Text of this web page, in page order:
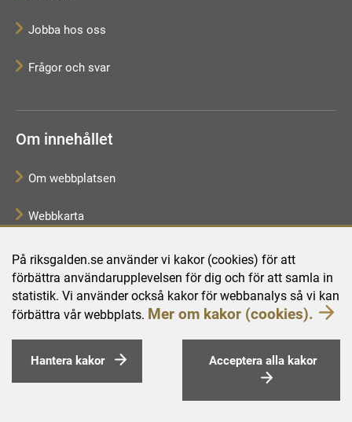
På riksgalden.se använder vi kakor (cookies) för att
förbättra användarupplevelsen för dig och för att samla in
statistik. Vi använder också kakor för webbanalys så vi kan
förbättra vår webbplats. Mer om kakor (cookies).
Hantera kakor Acceptera alla kakor
Jobba hos oss
Frågor och svar
Om innehållet
Om webbplatsen
Webbkarta
Tillgänglighetsredogörelse
Behandling av personuppgifter